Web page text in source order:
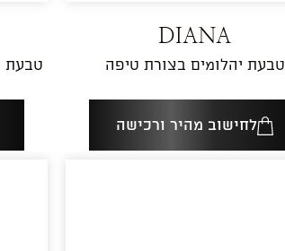
DIANA
טבעת יהלומים בצורת טיפה
לחישוב מהיר ורכישה
טבעת